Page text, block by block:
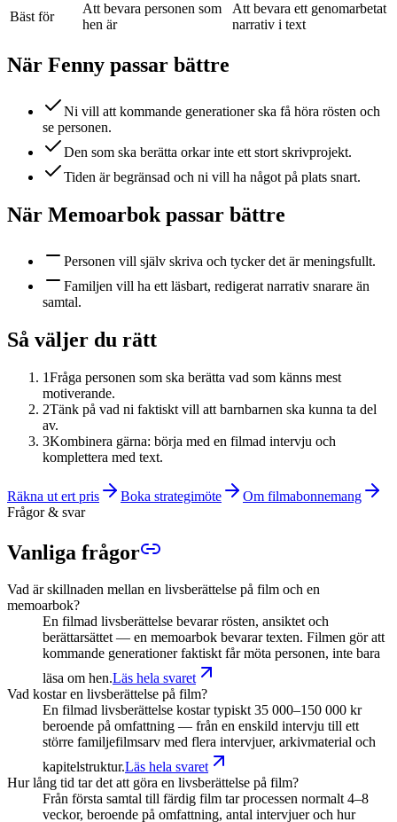
Bäst för
Att bevara personen som
hen är
Att bevara ett genomarbetat
narrativ i text
När Fenny passar bättre
Ni vill att kommande generationer ska få höra rösten och
se personen.
Den som ska berätta orkar inte ett stort skrivprojekt.
Tiden är begränsad och ni vill ha något på plats snart.
När Memoarbok passar bättre
Personen vill själv skriva och tycker det är meningsfullt.
Familjen vill ha ett läsbart, redigerat narrativ snarare än
samtal.
Så väljer du rätt
1Fråga personen som ska berätta vad som känns mest
motiverande.
2Tänk på vad ni faktiskt vill att barnbarnen ska kunna ta del
av.
3Kombinera gärna: börja med en filmad intervju och
komplettera med text.
Räkna ut ert pris Boka strategimöte
Om filmabonnemang
Frågor & svar
Vanliga frågor
Vad är skillnaden mellan en livsberättelse på film och en
memoarbok?
En filmad livsberättelse bevarar rösten, ansiktet och
berättarsättet — en memoarbok bevarar texten. Filmen gör att
kommande generationer faktiskt får möta personen, inte bara
läsa om hen.Läs hela svaret
Vad kostar en livsberättelse på film?
En filmad livsberättelse kostar typiskt 35 000–150 000 kr
beroende på omfattning — från en enskild intervju till ett
större familjefilmsarv med flera intervjuer, arkivmaterial och
kapitelstruktur.Läs hela svaret
Hur lång tid tar det att göra en livsberättelse på film?
Från första samtal till färdig film tar processen normalt 4–8
veckor, beroende på omfattning, antal intervjuer och hur